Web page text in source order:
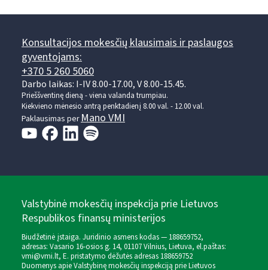
Konsultacijos mokesčių klausimais ir paslaugos
gyventojams:
+370 5 260 5060
Darbo laikas: I-IV 8.00-17.00, V 8.00-15.45.
Prieššventinę dieną - viena valanda trumpiau.
Kiekvieno mėnesio antrą penktadienį 8.00 val. - 12.00 val.
Paklausimas perMano VMI
Valstybinė mokesčių inspekcija prie Lietuvos
Respublikos finansų ministerijos
Biudžetinė įstaiga. Juridinio asmens kodas — 188659752,
adresas: Vasario 16-osios g. 14, 01107 Vilnius, Lietuva, el.paštas:
vmi@vmi.lt, E. pristatymo dėžutės adresas 188659752
Duomenys apie Valstybinę mokesčių inspekciją prie Lietuvos